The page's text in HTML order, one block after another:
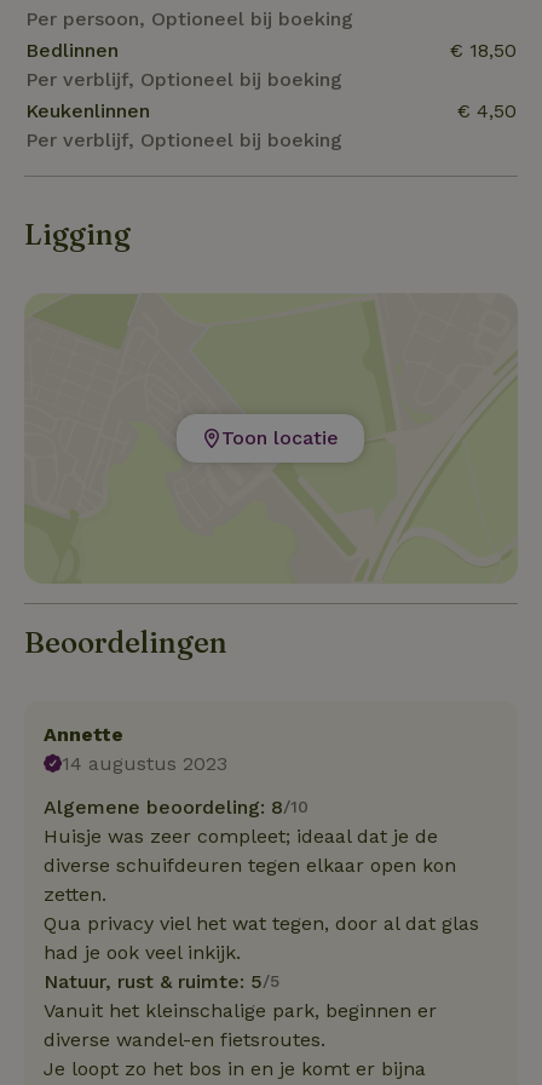
Per persoon, Optioneel bij boeking
Bedlinnen
Per verblijf, Optioneel bij boeking
€ 18,50
Keukenlinnen
Per verblijf, Optioneel bij boeking
€ 4,50
Ligging
Toon locatie
Beoordelingen
Annette
14 augustus 2023
Algemene beoordeling: 8/10
Huisje was zeer compleet; ideaal dat je de
diverse schuifdeuren tegen elkaar open kon
zetten.
Qua privacy viel het wat tegen, door al dat glas
had je ook veel inkijk.
Natuur, rust & ruimte: 5/5
Vanuit het kleinschalige park, beginnen er
diverse wandel-en fietsroutes.
Je loopt zo het bos in en je komt er bijna